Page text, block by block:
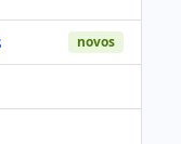
novos